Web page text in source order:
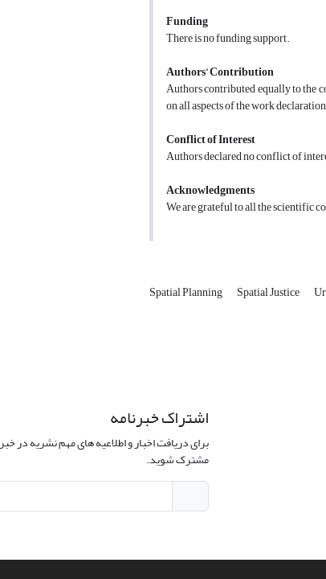
Funding
There is no funding support.
Authors’ Contribution
Authors contributed equally to the
on all aspects of the work
Conflict of Interest
Authors declared no conflict of
Acknowledgments
We are grateful to all the scientific
Spatial Planning Spatial Justice
اشتراک خبرنامه
برای دریافت اخبار و اطلاعیه های مهم نشریه در
مشترک شوید.